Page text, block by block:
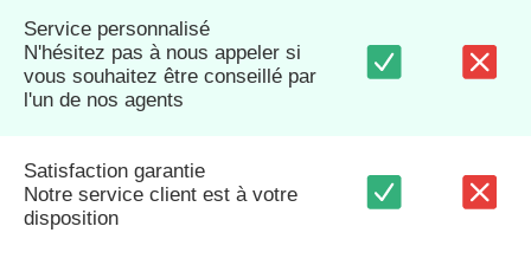
Service personnalisé
N'hésitez pas à nous appeler si
vous souhaitez être conseillé par
l'un de nos agents
Satisfaction garantie
Notre service client est à votre
disposition